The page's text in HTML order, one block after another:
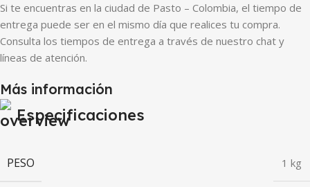
Si te encuentras en la ciudad de Pasto – Colombia, el tiempo de
entrega puede ser en el mismo día que realices tu compra.
Consulta los tiempos de entrega a través de nuestro chat y
líneas de atención.
Más información
Especificaciones
PESO 1 kg